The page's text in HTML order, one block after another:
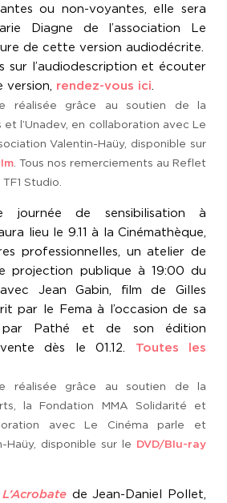
ou non-voyantes, elle sera
Diagne de l’association Le
de cette version audiodécrite.
sur l’audiodescription et écouter
rendez-vous ici.
réalisée grâce au soutien de la
l’Unadev, en collaboration avec Le
Valentin-Haüy, disponible sur
. Tous nos remerciements au Reflet
Studio.
journée de sensibilisation à
lieu le 9.11 à la Cinémathèque,
professionnelles, un atelier de
projection publique à 19:00 du
Jean Gabin, film de Gilles
par le Fema à l’occasion de sa
par Pathé et de son édition
dès le 01.12. Toutes les
réalisée grâce au soutien de la
la Fondation MMA Solidarité et
avec Le Cinéma parle et
Haüy, disponible sur le DVD/Blu-ray
L’Acrobate de Jean-Daniel Pollet,